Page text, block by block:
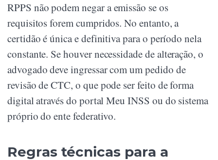
RPPS não podem negar a emissão se os
requisitos forem cumpridos. No entanto, a
certidão é única e definitiva para o período nela
constante. Se houver necessidade de alteração, o
advogado deve ingressar com um pedido de
revisão de CTC, o que pode ser feito de forma
digital através do portal Meu INSS ou do sistema
próprio do ente federativo.
Regras técnicas para a